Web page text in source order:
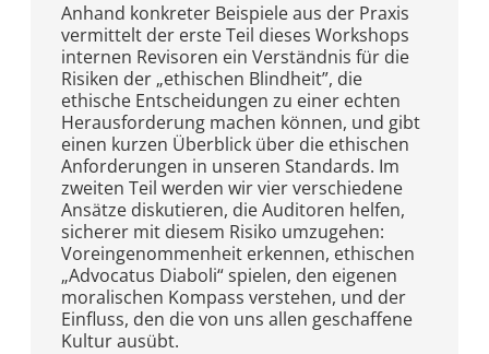
Anhand konkreter Beispiele aus der Praxis
vermittelt der erste Teil dieses Workshops
internen Revisoren ein Verständnis für die
Risiken der „ethischen Blindheit”, die
ethische Entscheidungen zu einer echten
Herausforderung machen können, und gibt
einen kurzen Überblick über die ethischen
Anforderungen in unseren Standards. Im
zweiten Teil werden wir vier verschiedene
Ansätze diskutieren, die Auditoren helfen,
sicherer mit diesem Risiko umzugehen:
Voreingenommenheit erkennen, ethischen
„Advocatus Diaboli“ spielen, den eigenen
moralischen Kompass verstehen, und der
Einfluss, den die von uns allen geschaffene
Kultur ausübt.